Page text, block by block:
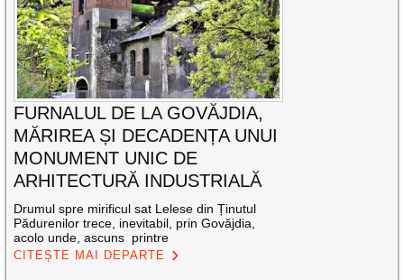
FURNALUL DE LA GOVĂJDIA,
MĂRIREA ȘI DECADENȚA UNUI
MONUMENT UNIC DE
ARHITECTURĂ INDUSTRIALĂ
Drumul spre mirificul sat Lelese din Ținutul
Pădurenilor trece, inevitabil, prin Govăjdia,
acolo unde, ascuns printre
CITEȘTE MAI DEPARTE